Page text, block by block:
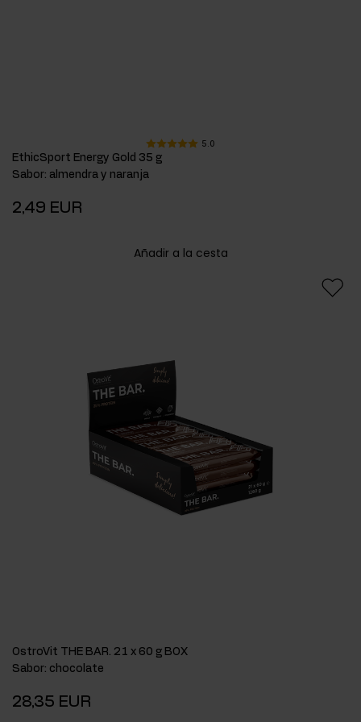
5.0
EthicSport Energy Gold 35 g
Sabor: almendra y naranja
2,49 EUR
Añadir a la cesta
OstroVit THE BAR. 21 x 60 g BOX
Sabor: chocolate
28,35 EUR